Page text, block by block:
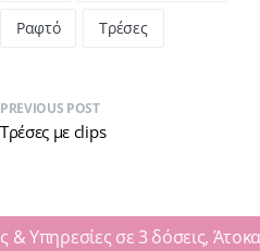
Ραφτό Τρέσες
PREVIOUS POST
Τρέσες με clips
Υπηρεσίες σε 3 δόσεις, Άτοκα!